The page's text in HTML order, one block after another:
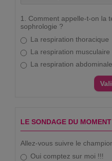
1. Comment appelle-t-on la
sophrologie ?
La respiration thoracique
La respiration musculaire
La respiration abdominale
LE SONDAGE DU MOMENT
Allez-vous suivre le
Oui comptez sur moi !!!